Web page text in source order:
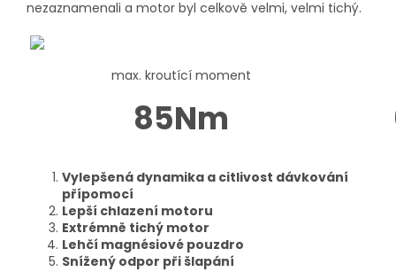
nezaznamenali a motor byl celkově velmi, velmi tichý.
max. kroutící moment
85Nm
Vylepšená dynamika a citlivost dávkování
přípomocí
Lepší chlazení motoru
Extrémně tichý motor
Lehčí magnésiové pouzdro
Snížený odpor při šlapání